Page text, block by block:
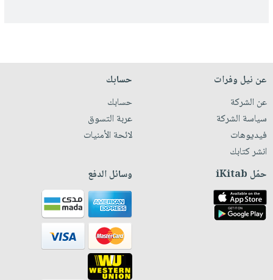
عن نيل وفرات
عن الشركة
سياسة الشركة
فيديوهات
انشر كتابك
حسابك
حسابك
عربة التسوق
لائحة الأمنيات
حمّل iKitab وسائل الدفع